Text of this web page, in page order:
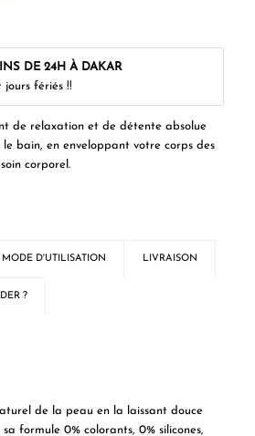
de relaxation et de détente absolue
le bain, en enveloppant votre corps des
corporel.
DE 24H À DAKAR
jours fériés !!
MODE D'UTILISATION LIVRAISON
?
de la peau en la laissant douce
formule 0% colorants, 0% silicones,